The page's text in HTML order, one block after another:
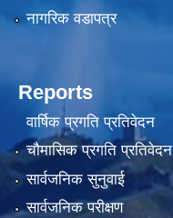
नागरिक वडापत्र
Reports
वार्षिक प्रगति प्रतिवेदन
चौमासिक प्रगति प्रतिवेदन
सार्वजनिक सुनुवाई
सार्वजनिक परीक्षण